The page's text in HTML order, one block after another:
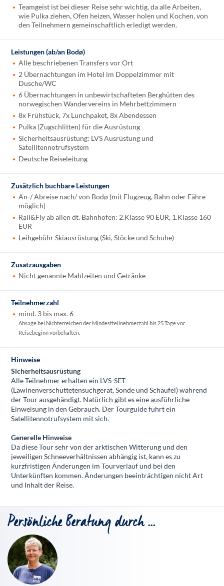
Teamgeist ist bei dieser Reise sehr wichtig, da alle Arbeiten,
wie Pulka ziehen, Ofen heizen, Wasser holen und Kochen, von
den Teilnehmern gemeinschaftlich erledigt werden.
Leistungen (ab/an Bodø)
Alle beschriebenen Transfers vor Ort
2 Übernachtungen im Hotel im Doppelzimmer mit
Dusche/WC
6 Übernachtungen in unbewirtschafteten Berghütten des
norwegischen Wandervereins in Mehrbettzimmern
8x Frühstück, 7x Lunchpaket, 8x Abendessen
Pulka (Zugschlitten) für die Ausrüstung
Sicherheitsausrüstung: LVS Ausrüstung und
Satellitennotrufsystem
Deutsche Reiseleitung
Zusätzlich buchbare Leistungen
An-/ Abreise nach/ von Bodø (mit Flugzeug, Bahn oder Fähre
möglich)
Rail&Fly ab allen dt. Bahnhöfen: 2.Klasse 90 EUR, 1.Klasse 160
EUR
Leihgebühr Skiausrüstung (Ski, Stöcke und Schuhe)
Zusatzausgaben
Nicht genannte Mahlzeiten und Getränke
Teilnehmerzahl
mind. 3 bis max. 6
Absage bei Nichterreichen der Mindestteilnehmerzahl bis 25 Tage vor
Reisebeginn vorbehalten.
Hinweise
Sicherheitsausrüstung
Alle Teilnehmer erhalten ein LVS-SET
(Lawinenverschüttetensuchgerät, Sonde und Schaufel) während
der Tour ausgehändigt. Natürlich gibt es eine ausführliche
Einweisung in den Gebrauch. Der Tourguide führt ein
Satellitennotrufsystem mit sich.
Generelle Hinweise
Da diese Tour sehr von der arktischen Witterung und den
jeweiligen Schneeverhältnissen abhängig ist, kann es zu
kurzfristigen Änderungen im Tourverlauf und bei den
Unterkünften kommen. Änderungen beeinträchtigen nicht Art
und Inhalt der Reise.
Persönliche Beratung durch ...